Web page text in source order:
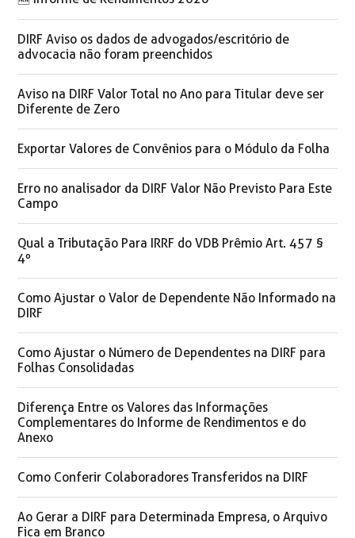
DIRF Aviso os dados de advogados/escritório de
advocacia não foram preenchidos
Aviso na DIRF Valor Total no Ano para Titular deve ser
Diferente de Zero
Exportar Valores de Convênios para o Módulo da Folha
Erro no analisador da DIRF Valor Não Previsto Para Este
Campo
Qual a Tributação Para IRRF do VDB Prêmio Art. 457 §
4º
Como Ajustar o Valor de Dependente Não Informado na
DIRF
Como Ajustar o Número de Dependentes na DIRF para
Folhas Consolidadas
Diferença Entre os Valores das Informações
Complementares do Informe de Rendimentos e do
Anexo
Como Conferir Colaboradores Transferidos na DIRF
Ao Gerar a DIRF para Determinada Empresa, o Arquivo
Fica em Branco